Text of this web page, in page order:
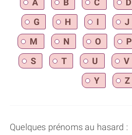
A
B C D
G
H I J
M
N O P
S
T U V
Y
Z
Quelques prénoms au hasard :